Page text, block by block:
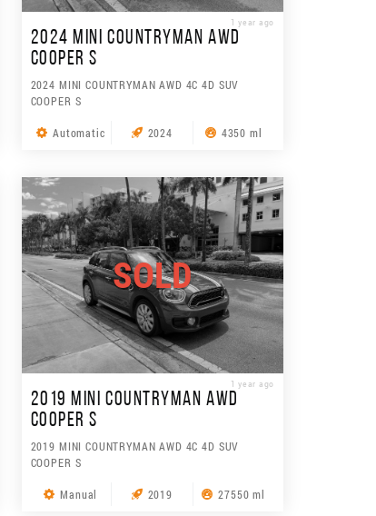
1 year ago
2024 MINI COUNTRYMAN AWD
COOPER S
2024 MINI COUNTRYMAN AWD 4C 4D SUV
COOPER S
Automatic 2024 4350 ml
SOLD
1 year ago
2019 MINI COUNTRYMAN AWD
COOPER S
2019 MINI COUNTRYMAN AWD 4C 4D SUV
COOPER S
Manual 2019 27550 ml